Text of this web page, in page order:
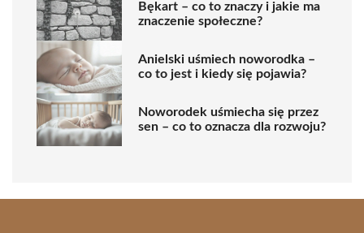
Bękart – co to znaczy i jakie ma
znaczenie społeczne?
Anielski uśmiech noworodka –
co to jest i kiedy się pojawia?
Noworodek uśmiecha się przez
sen – co to oznacza dla rozwoju?